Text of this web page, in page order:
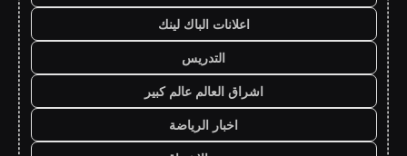
اعلانات الباك لينك
التدريس
اشراق العالم عالم كبير
اخبار الرياضة